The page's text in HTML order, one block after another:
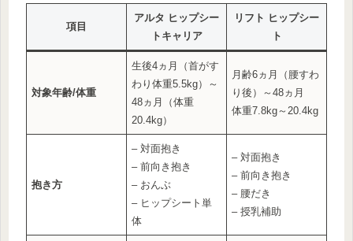
項目
アルタ ヒップシー
トキャリア
リフト ヒップシー
ト
対象年齢/体重
生後4ヵ月（首がす
わり体重5.5kg）～
48ヵ月（体重
20.4kg）
月齢6ヵ月（腰すわ
り後）～48ヵ月
体重7.8kg～20.4kg
抱き方
– 対面抱き
– 前向き抱き
– おんぶ
– ヒップシート単
体
– 対面抱き
– 前向き抱き
– 腰だき
– 授乳補助